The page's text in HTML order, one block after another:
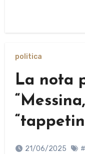
politica
La nota
21/06/2025